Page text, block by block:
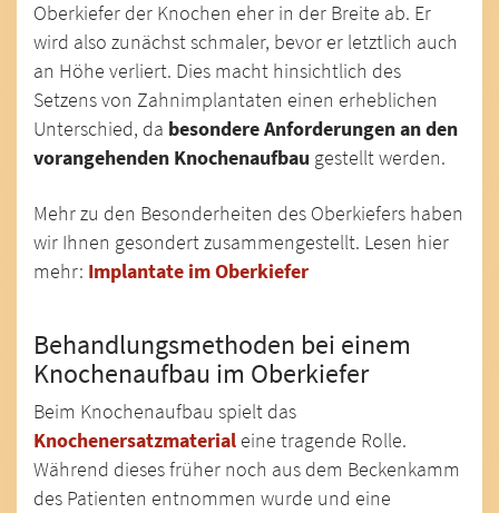
Oberkiefer der Knochen eher in der Breite ab. Er
wird also zunächst schmaler, bevor er letztlich auch
an Höhe verliert. Dies macht hinsichtlich des
Setzens von Zahnimplantaten einen erheblichen
Unterschied, da besondere Anforderungen an den
vorangehenden Knochenaufbau gestellt werden.
Mehr zu den Besonderheiten des Oberkiefers haben
wir Ihnen gesondert zusammengestellt. Lesen hier
mehr: Implantate im Oberkiefer
Behandlungsmethoden bei einem
Knochenaufbau im Oberkiefer
Beim Knochenaufbau spielt das
Knochenersatzmaterial eine tragende Rolle.
Während dieses früher noch aus dem Beckenkamm
des Patienten entnommen wurde und eine